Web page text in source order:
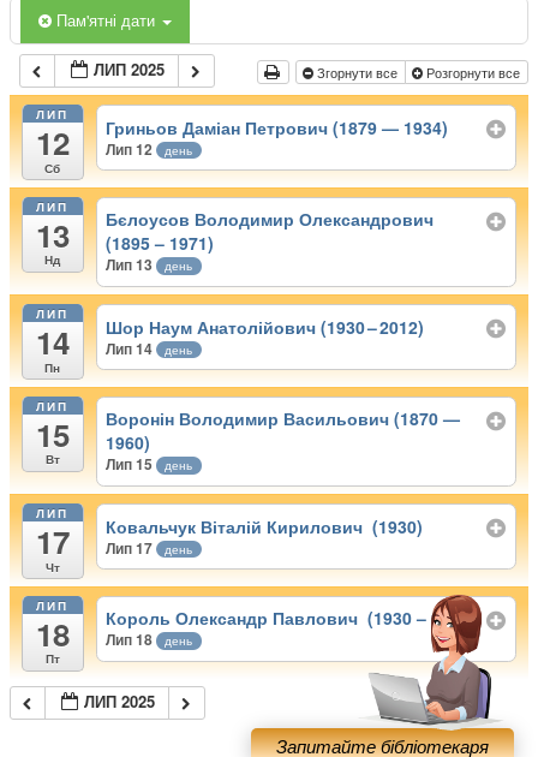
Пам'ятні дати
ЛИП 2025 Згорнути все Розгорнути все
ЛИП
12
Сб
Гриньов Даміан Петрович (1879 — 1934)
Лип 12 день
ЛИП
13
Нд
Бєлоусов Володимир Олександрович
(1895 – 1971)
Лип 13 день
ЛИП
14
Пн
Шор Наум Анатолійович (1930 – 2012)
Лип 14 день
ЛИП
15
Вт
Воронін Володимир Васильович (1870 —
1960)
Лип 15 день
ЛИП
17
Чт
Ковальчук Віталій Кирилович (1930)
Лип 17 день
ЛИП
18
Пт
Король Олександр Павлович (1930 – 2003)
Лип 18 день
ЛИП 2025